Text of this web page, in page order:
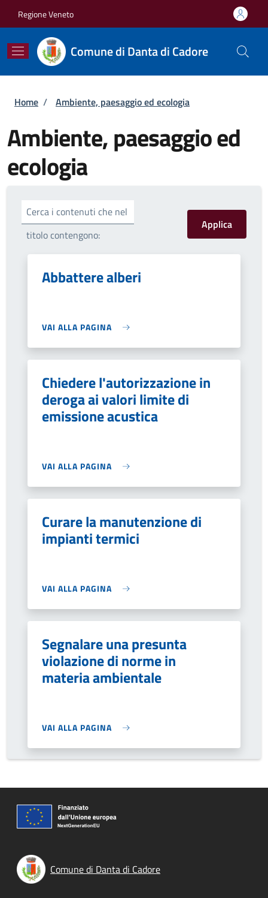
Regione Veneto
Comune di Danta di Cadore
Briciole di pane
Home / Ambiente, paesaggio ed ecologia
Ambiente, paesaggio ed
ecologia
Cerca i contenuti che nel
titolo contengono:
Abbattere alberi
VAI ALLA PAGINA
Chiedere l'autorizzazione in
deroga ai valori limite di
emissione acustica
VAI ALLA PAGINA
Curare la manutenzione di
impianti termici
VAI ALLA PAGINA
Segnalare una presunta
violazione di norme in
materia ambientale
VAI ALLA PAGINA
Comune di Danta di Cadore